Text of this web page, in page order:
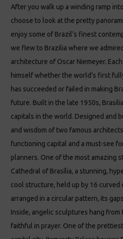
After you walk up a winding ramp
choose to look at the pretty
enjoy some of Brazil’s finest
we flew to Brazilia where we
architecture of Oscar Niemeyer.
himself whether the world’s first
has succeeded or failed in making
future. Built in the late 1950s,
capitals in the world. Designed and
and wisdom of two famous
functioning capital and a must-see
planners. One of the most amazing
Cathedral of Brasília, a stunning,
cool structure, held up by 16 curved
arranged in a circular pattern, its
Inside, angelic sculptures hang
faithful in prayer. ​​​​​​One of the